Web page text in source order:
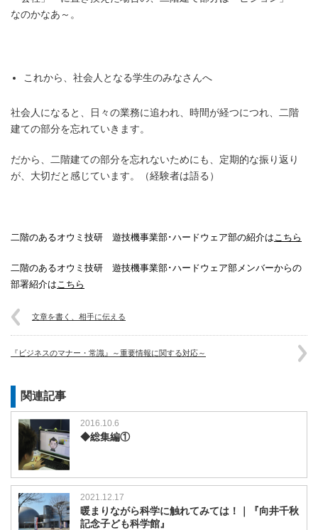
なのかなあ～。
これから、社会人となる学生のみなさんへ
社会人になると、日々の業務に追われ、時間が経つにつれ、二階
建ての部分を忘れていきます。
だから、二階建ての部分を忘れないためにも、定期的な振り返り
が、大切だと感じています。（経験者は語る）
二階のあるオウミ技研 遊技機事業部･ハードウェア部の紹介は こちら
二階のあるオウミ技研 遊技機事業部･ハードウェア部メンバーからの
部署紹介は こちら
文章を書く、相手に伝える
『ビジネスのマナー・常識』～重要情報に関する対応～
関連記事
2016.10.6
◆総集編①
2021.12.17
暖まりながら科学に触れてみては！｜『向井千秋
記念子ども科学館』